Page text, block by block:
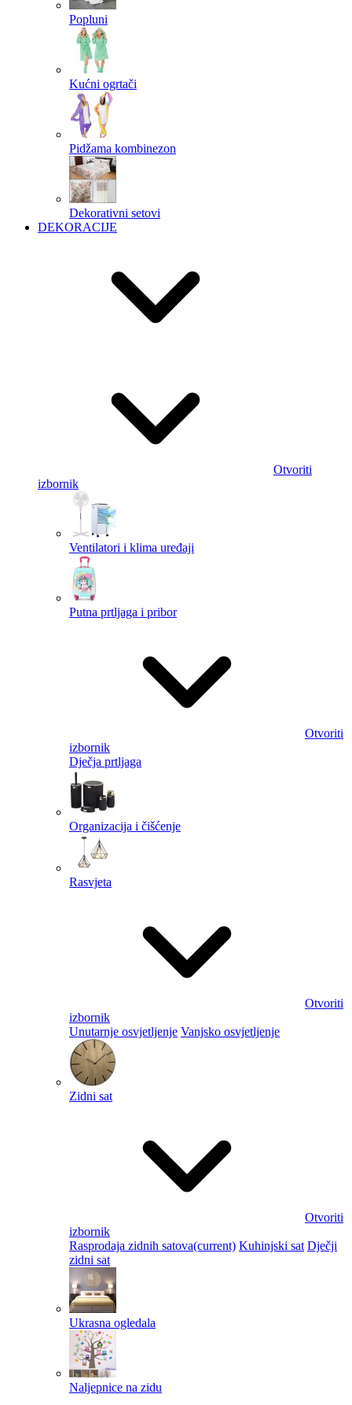
Popluni
Kućni ogrtači
Pidžama kombinezon
Dekorativni setovi
DEKORACIJE
Otvoriti
izbornik
Ventilatori i klima uređaji
Putna prtljaga i pribor
Otvoriti
izbornik
Dječja prtljaga
Organizacija i čišćenje
Rasvjeta
Otvoriti
izbornik
Unutarnje osvjetljenje Vanjsko osvjetljenje
Zidni sat
Otvoriti
izbornik
Rasprodaja zidnih satova(current) Kuhinjski sat Dječji
zidni sat
Ukrasna ogledala
Naljepnice na zidu